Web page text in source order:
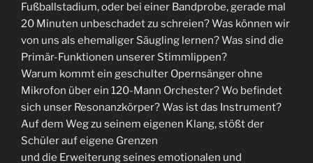
Fußballstadium, oder bei einer Bandprobe, gerade mal
20 Minuten unbeschadet zu schreien? Was können wir
von uns als ehemaliger Säugling lernen? Was sind die
Primär-Funktionen unserer Stimmlippen?
Warum kommt ein geschulter Opernsänger ohne
Mikrofon über ein 120-Mann Orchester? Wo befindet
sich unser Resonanzkörper? Was ist das Instrument?
Auf dem Weg zu seinem eigenen Klang, stößt der
Schüler auf eigene Grenzen
und die Erweiterung seines emotionalen und